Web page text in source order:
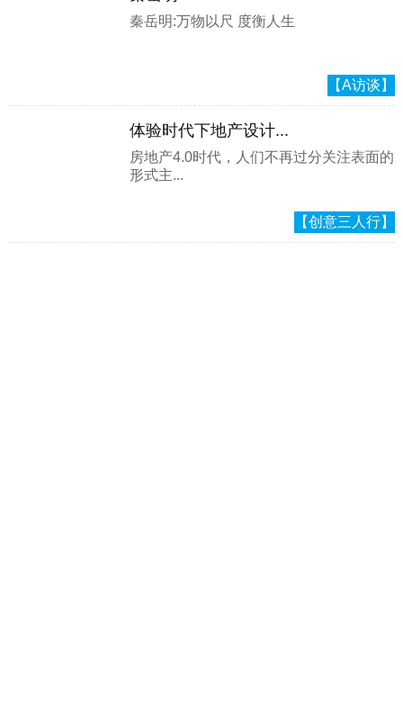
秦岳明:万物以尺 度衡人生
【A访谈】
体验时代下地产设计...
房地产4.0时代，人们不再过分关注表面的
形式主...
【创意三人行】